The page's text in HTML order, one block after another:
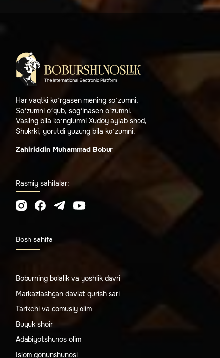
Har vaqtki ko‘rgasen mening so‘zumni,
So‘zumni o‘qub, sog‘inasen o‘zumni.
Vasling bila ko‘nglumni Xudoy aylab shod,
Shukrki, yorutdi yuzung bila ko‘zumni.
Zahiriddin Muhammad Bobur
Rasmiy sahifalar:
Bosh sahifa
Boburning bolalik va yoshlik davri
Markazlashgan davlat qurish sari
Tarixchi va qomusiy olim
Buyuk shoir
Adabiyotshunos olim
Islom qonunshunosi